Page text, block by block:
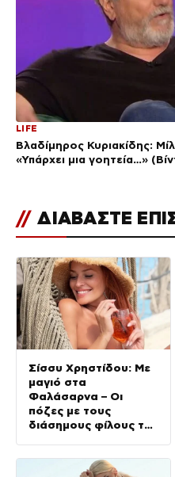
LIFE
Βλαδίμηρος Κυριακίδης:
«Υπάρχει μια γοητεία…»
// ΔΙΑΒΑΣΤΕ
Σίσσυ Χρηστίδου: Με
μαγιό στα
Φαλάσαρνα – Οι
πόζες με τους
διάσημους φίλους της